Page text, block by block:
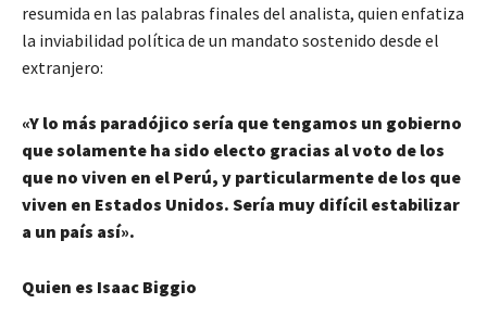
resumida en las palabras finales del analista, quien enfatiza
la inviabilidad política de un mandato sostenido desde el
extranjero:
«Y lo más paradójico sería que tengamos un gobierno
que solamente ha sido electo gracias al voto de los
que no viven en el Perú, y particularmente de los que
viven en Estados Unidos. Sería muy difícil estabilizar
a un país así».
Quien es Isaac Biggio